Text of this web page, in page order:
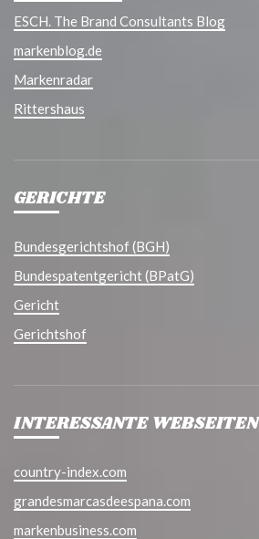
ESCH. The Brand Consultants Blog
markenblog.de
Markenradar
Rittershaus
GERICHTE
Bundesgerichtshof (BGH)
Bundespatentgericht (BPatG)
Gericht
Gerichtshof
INTERESSANTE WEBSEITEN
country-index.com
grandesmarcasdeespana.com
markenbusiness.com